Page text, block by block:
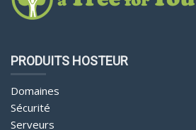
PRODUITS HOSTEUR
Domaines
Sécurité
Serveurs